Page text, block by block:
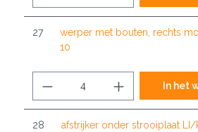
27
werper met bouten, rechts
10
In het
28
afstrijker onder strooiplaat LI/